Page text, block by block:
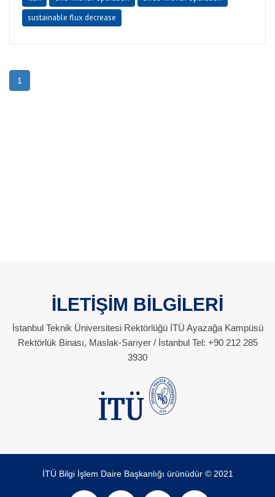
sustainable flux decrease
1
İLETİŞİM BİLGİLERİ
İstanbul Teknik Üniversitesi Rektörlüğü İTÜ Ayazağa Kampüsü
Rektörlük Binası, Maslak-Sarıyer / İstanbul Tel: +90 212 285
3930
İTÜ Bilgi İşlem Daire Başkanlığı ürünüdür © 2021